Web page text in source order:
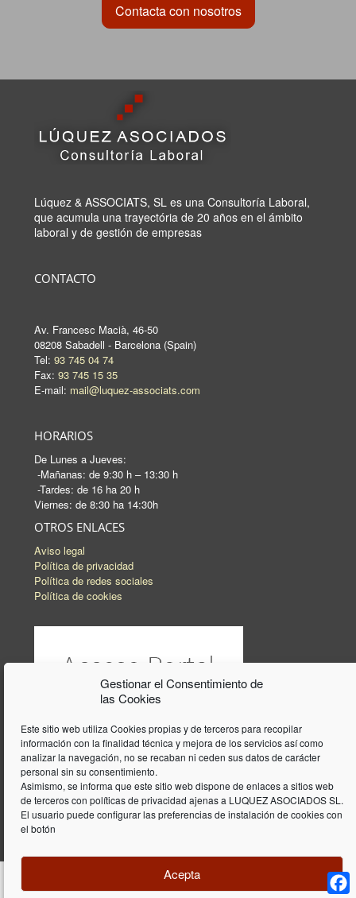
Gestionar el Consentimiento de
las Cookies
Este sitio web utiliza Cookies propias y de terceros para recopilar
información con la finalidad técnica y mejora de los servicios así como
analizar la navegación, no se recaban ni ceden sus datos de carácter
personal sin su consentimiento.
Asimismo, se informa que este sitio web dispone de enlaces a sitios web
de terceros con políticas de privacidad ajenas a LUQUEZ ASOCIADOS SL.
El usuario puede configurar las preferencias de instalación de cookies con
el botón
Acepta
Contacta con nosotros
Lúquez & ASSOCIATS, SL es una Consultoría Laboral,
que acumula una trayectória de 20 años en el ámbito
laboral y de gestión de empresas
CONTACTO
Av. Francesc Macià, 46-50
08208 Sabadell - Barcelona (Spain)
Tel: 93 745 04 74
Fax: 93 745 15 35
E-mail: mail@luquez-associats.com
HORARIOS
De Lunes a Jueves:
-Mañanas: de 9:30 h – 13:30 h
-Tardes: de 16 ha 20 h
Viernes: de 8:30 ha 14:30h
OTROS ENLACES
Aviso legal
Política de privacidad
Política de redes sociales
Política de cookies